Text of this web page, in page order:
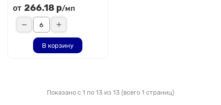
от 266.18 р/мп
В корзину
Показано с 1 по 13 из 13 (всего 1 страниц)